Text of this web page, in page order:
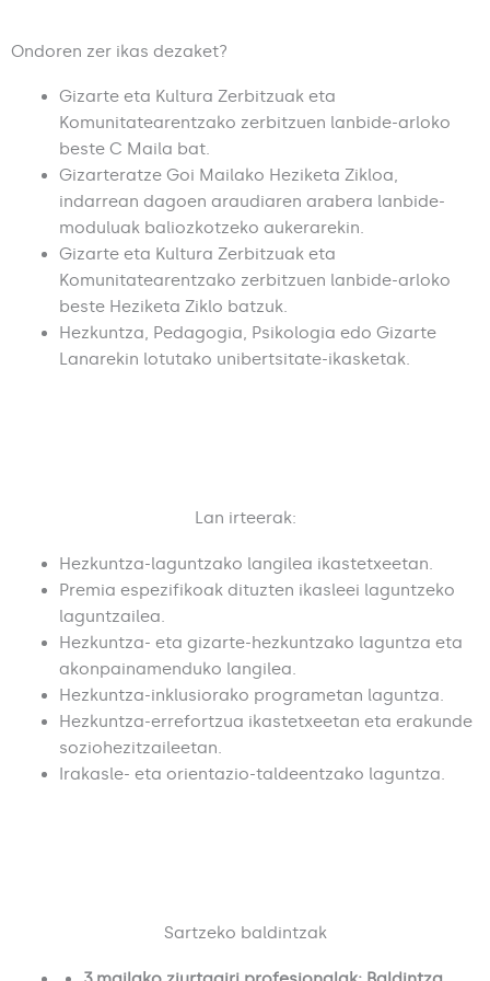
Ondoren zer ikas dezaket?
Gizarte eta Kultura Zerbitzuak eta
Komunitatearentzako zerbitzuen lanbide-arloko
beste C Maila bat.
Gizarteratze Goi Mailako Heziketa Zikloa,
indarrean dagoen araudiaren arabera lanbide-
moduluak baliozkotzeko aukerarekin.
Gizarte eta Kultura Zerbitzuak eta
Komunitatearentzako zerbitzuen lanbide-arloko
beste Heziketa Ziklo batzuk.
Hezkuntza, Pedagogia, Psikologia edo Gizarte
Lanarekin lotutako unibertsitate-ikasketak.
Lan irteerak:
Hezkuntza-laguntzako langilea ikastetxeetan.
Premia espezifikoak dituzten ikasleei laguntzeko
laguntzailea.
Hezkuntza- eta gizarte-hezkuntzako laguntza eta
akonpainamenduko langilea.
Hezkuntza-inklusiorako programetan laguntza.
Hezkuntza-errefortzua ikastetxeetan eta erakunde
soziohezitzaileetan.
Irakasle- eta orientazio-taldeentzako laguntza.
Sartzeko baldintzak​